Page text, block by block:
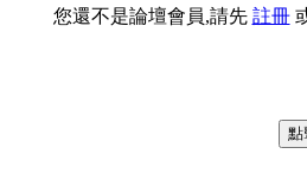
您還不是論壇會員,請先 註冊